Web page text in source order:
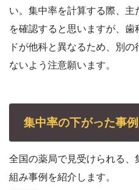
い。集中率を計算する際、
を確認すると思いますが、
ドが他科と異なるため、別
ないよう注意願います。
集中率の下がった事例
全国の薬局で見受けられる、
組み事例を紹介します。